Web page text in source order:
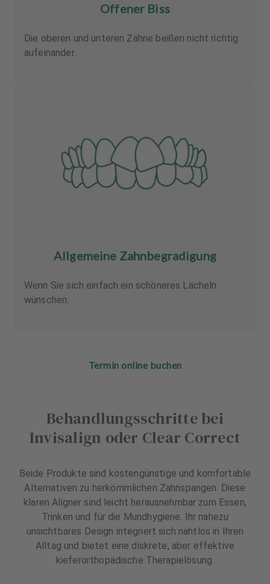
Offener Biss
Die oberen und unteren Zähne beißen nicht richtig
aufeinander.
Allgemeine Zahnbegradigung
Wenn Sie sich einfach ein schöneres Lächeln
wünschen.
Termin online buchen
Behandlungsschritte bei
Invisalign oder Clear Correct
Beide Produkte sind kostengünstige und komfortable
Alternativen zu herkömmlichen Zahnspangen. Diese
klaren Aligner sind leicht herausnehmbar zum Essen,
Trinken und für die Mundhygiene. Ihr nahezu
unsichtbares Design integriert sich nahtlos in Ihren
Alltag und bietet eine diskrete, aber effektive
kieferorthopädische Therapielösung.